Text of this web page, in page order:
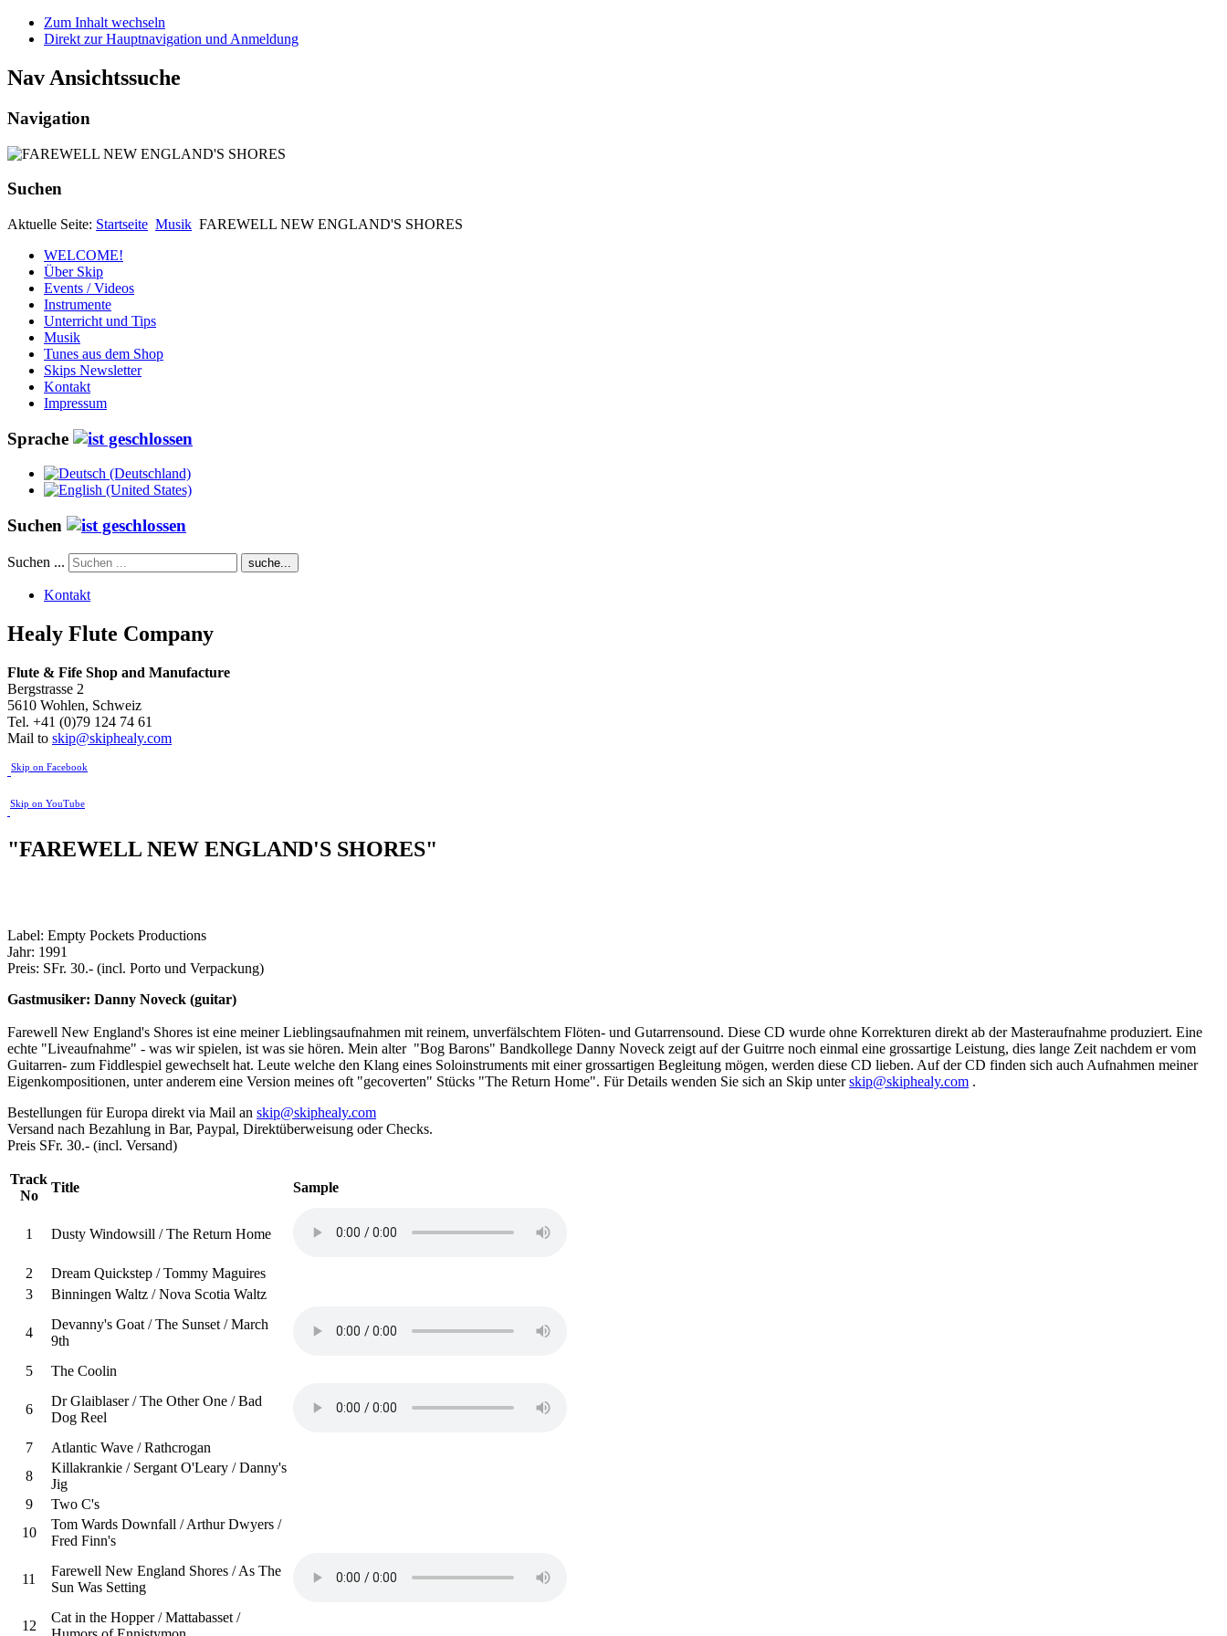
Zum Inhalt wechseln
Direkt zur Hauptnavigation und Anmeldung
Nav Ansichtssuche
Navigation
Suchen
Aktuelle Seite: Startseite Musik FAREWELL NEW ENGLAND'S SHORES
WELCOME!
Über Skip
Events / Videos
Instrumente
Unterricht und Tips
Musik
Tunes aus dem Shop
Skips Newsletter
Kontakt
Impressum
Sprache
Suchen
Suchen ... suche...
Kontakt
Healy Flute Company
Flute & Fife Shop and Manufacture
Bergstrasse 2
5610 Wohlen, Schweiz
Tel. +41 (0)79 124 74 61
Mail to skip@skiphealy.com
Skip on Facebook
Skip on YouTube
"FAREWELL NEW ENGLAND'S SHORES"
Label: Empty Pockets Productions
Jahr: 1991
Preis: SFr. 30.- (incl. Porto und Verpackung)
Gastmusiker: Danny Noveck (guitar)
Farewell New England's Shores ist eine meiner Lieblingsaufnahmen mit reinem, unverfälschtem Flöten- und Gutarrensound. Diese CD wurde ohne Korrekturen direkt ab der Masteraufnahme produziert. Eine
echte "Liveaufnahme" - was wir spielen, ist was sie hören. Mein alter "Bog Barons" Bandkollege Danny Noveck zeigt auf der Guitrre noch einmal eine grossartige Leistung, dies lange Zeit nachdem er vom
Guitarren- zum Fiddlespiel gewechselt hat. Leute welche den Klang eines Soloinstruments mit einer grossartigen Begleitung mögen, werden diese CD lieben. Auf der CD finden sich auch Aufnahmen meiner
Eigenkompositionen, unter anderem eine Version meines oft "gecoverten" Stücks "The Return Home". Für Details wenden Sie sich an Skip unterskip@skiphealy.com .
Bestellungen für Europa direkt via Mail an skip@skiphealy.com
Versand nach Bezahlung in Bar, Paypal, Direktüberweisung oder Checks.
Preis SFr. 30.- (incl. Versand)
Track
No
Title Sample
1 Dusty Windowsill / The Return Home
2
Dream Quickstep / Tommy Maguires
3
Binningen Waltz / Nova Scotia Waltz
4
Devanny's Goat / The Sunset / March
9th
5
The Coolin
6
Dr Glaiblaser / The Other One / Bad
Dog Reel
7
Atlantic Wave / Rathcrogan
8
Killakrankie / Sergant O'Leary / Danny's
Jig
9
Two C's
10
Tom Wards Downfall / Arthur Dwyers /
Fred Finn's
11
Farewell New England Shores / As The
Sun Was Setting
12
Cat in the Hopper / Mattabasset /